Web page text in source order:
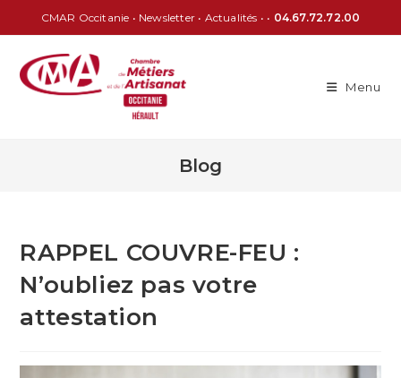
CMAR Occitanie • Newsletter • Actualités • • 04.67.72.72.00
Menu
Blog
RAPPEL COUVRE-FEU :
N’oubliez pas votre
attestation